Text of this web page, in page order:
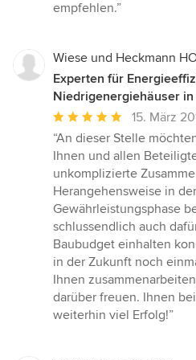
empfehlen.”
Wiese und Heckmann
Experten für
Niedrigenergiehäuser
Durchschnittliche
Bewertung:
5
von
5
Sternen
15. März
“An dieser Stelle
Ihnen und allen
unkomplizierte
Herangehensweise in
Gewährleistungsphase
schlussendlich auch
Baubudget einhalten
in der Zukunft noch
Ihnen
darüber freuen. Ihnen
weiterhin viel Erfolg!”